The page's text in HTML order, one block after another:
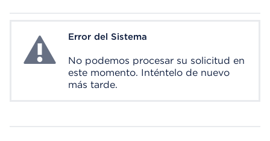
System ErrorError del Sistema
No podemos procesar su solicitud en
este momento. Inténtelo de nuevo
más tarde.